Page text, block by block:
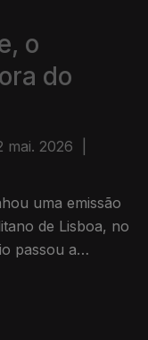
o
do
mai. 2026
uma emissão
de Lisboa, no
passou a